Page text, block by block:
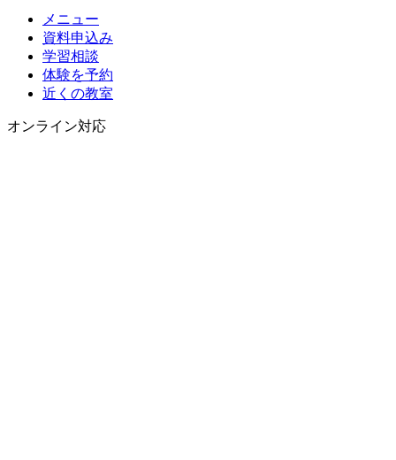
メニュー
資料申込み
学習相談
体験を予約
近くの教室
オンライン対応